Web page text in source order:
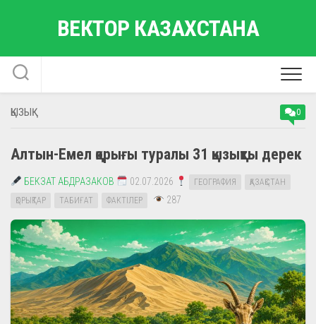
ВЕКТОР КАЗАХСТАНА
ҚЫЗЫҚ 0
Алтын-Емел қорығы туралы 31 қызықты дерек
БЕКЗАТ АБДРАЗАКОВ 02.07.2026 ГЕОГРАФИЯ
ҚАЗАҚСТАН
ҚОРЫҚТАР
ТАБИҒАТ ФАКТІЛЕР 287